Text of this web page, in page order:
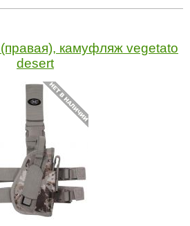
камуфляж vegetato
desert